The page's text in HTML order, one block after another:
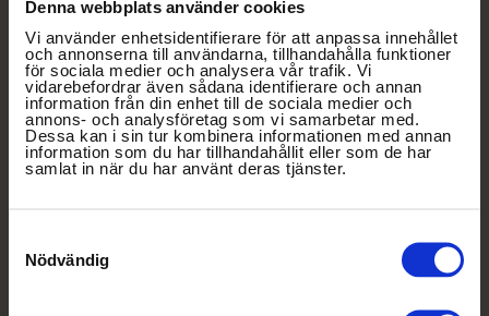
Denna webbplats använder cookies
Vi använder enhetsidentifierare för att anpassa innehållet
och annonserna till användarna, tillhandahålla funktioner
för sociala medier och analysera vår trafik. Vi
vidarebefordrar även sådana identifierare och annan
information från din enhet till de sociala medier och
annons- och analysföretag som vi samarbetar med.
Dessa kan i sin tur kombinera informationen med annan
information som du har tillhandahållit eller som de har
samlat in när du har använt deras tjänster.
Nödvändig